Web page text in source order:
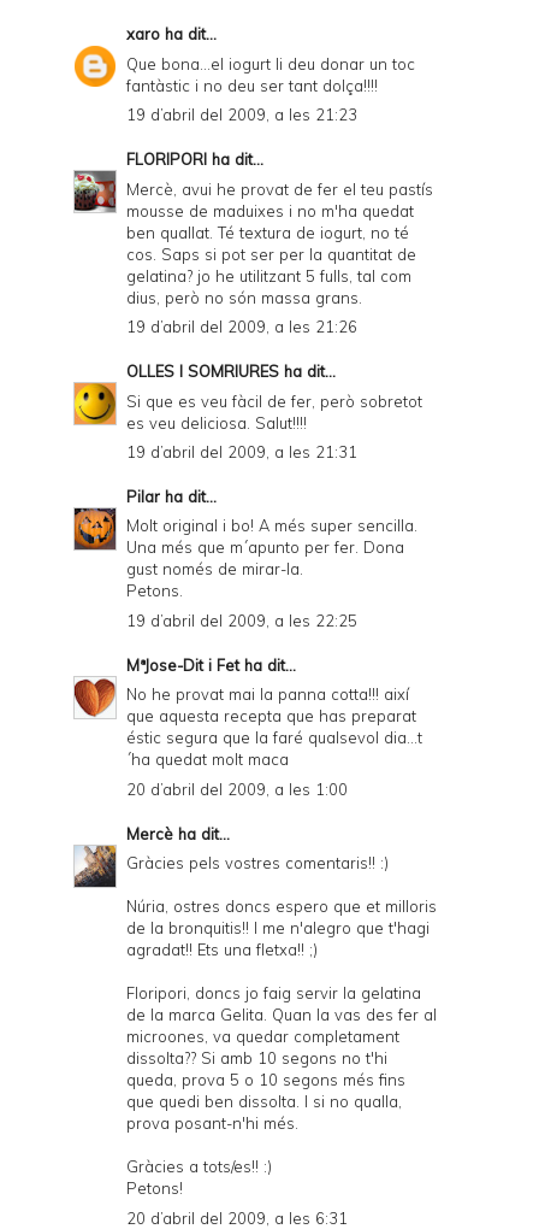
xaro ha dit...
Que bona...el iogurt li deu donar un toc
fantàstic i no deu ser tant dolça!!!!
19 d’abril del 2009, a les 21:23
FLORIPORI ha dit...
Mercè, avui he provat de fer el teu pastís
mousse de maduixes i no m'ha quedat
ben quallat. Té textura de iogurt, no té
cos. Saps si pot ser per la quantitat de
gelatina? jo he utilitzant 5 fulls, tal com
dius, però no són massa grans.
19 d’abril del 2009, a les 21:26
OLLES I SOMRIURES ha dit...
Si que es veu fàcil de fer, però sobretot
es veu deliciosa. Salut!!!!
19 d’abril del 2009, a les 21:31
Pilar ha dit...
Molt original i bo! A més super sencilla.
Una més que m´apunto per fer. Dona
gust només de mirar-la.
Petons.
19 d’abril del 2009, a les 22:25
MªJose-Dit i Fetha dit...
No he provat mai la panna cotta!!! així
que aquesta recepta que has preparat
éstic segura que la faré qualsevol dia...t
´ha quedat molt maca
20 d’abril del 2009, a les 1:00
Mercè ha dit...
Gràcies pels vostres comentaris!! :)
Núria, ostres doncs espero que et milloris
de la bronquitis!! I me n'alegro que t'hagi
agradat!! Ets una fletxa!! ;)
Floripori, doncs jo faig servir la gelatina
de la marca Gelita. Quan la vas des fer al
microones, va quedar completament
dissolta?? Si amb 10 segons no t'hi
queda, prova 5 o 10 segons més fins
que quedi ben dissolta. I si no qualla,
prova posant-n'hi més.
Gràcies a tots/es!! :)
Petons!
20 d’abril del 2009, a les 6:31